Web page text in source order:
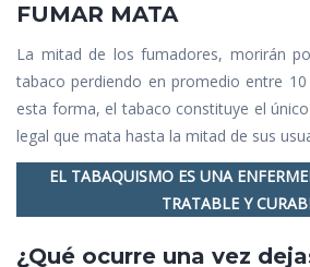
FUMAR MATA
La mitad de los fumadores, morirán
tabaco perdiendo en promedio entre
esta forma, el tabaco constituye el
legal que mata hasta la mitad de sus
EL TABAQUISMO ES UNA
TRATABLE Y
¿Qué ocurre una vez